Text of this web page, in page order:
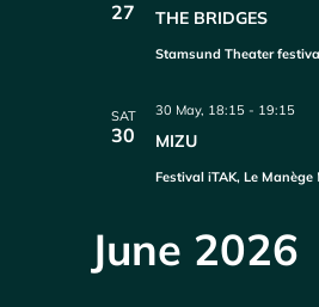
27 THE BRIDGES
Stamsund Theater
SAT
30 MIZU
30 May, 18:15 - 19:15
Festival iTAK, Le Manège
June 2026